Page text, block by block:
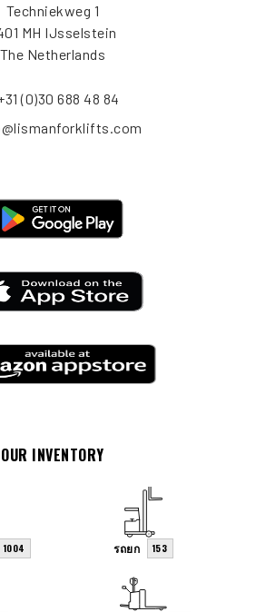
Techniekweg 1
MH IJsselstein
The Netherlands
(0)30 688 48 84
OUR INVENTORY
1004 รถยก 153